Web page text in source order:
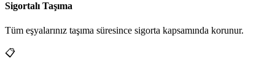
Sigortalı Taşıma
Tüm eşyalarınız taşıma süresince sigorta kapsamında korunur.
📋